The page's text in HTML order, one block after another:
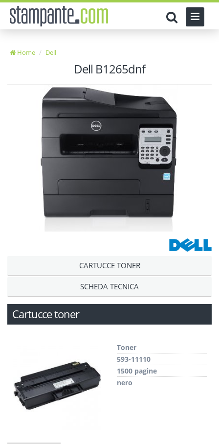
Home Dell
Dell B1265dnf
CARTUCCE TONER
SCHEDA TECNICA
Cartucce toner
Toner
593-11110
1500 pagine
nero